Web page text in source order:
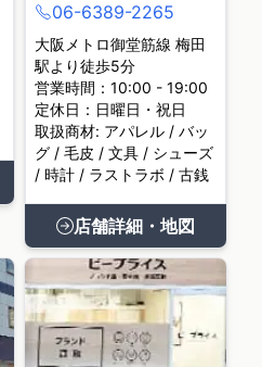
06-6389-2265
大阪メトロ御堂筋線 梅田
駅より徒歩5分
営業時間：10:00 - 19:00
定休日：日曜日・祝日
取扱商材: アパレル / バッ
グ / 毛皮 / 文具 / シューズ
/ 時計 / ラストラボ / 古銭
店舗詳細・地図